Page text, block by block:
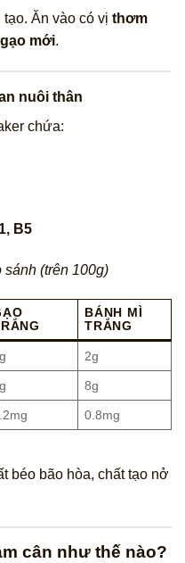
tạo. Ăn vào có vịthơm
mới.
nuôi thân
chứa:
B5
(trên 100g)
BÁNH MÌ
TRẮNG
2g
8g
0.8mg
béo bão hòa, chất tạo nở
cân như thế nào?